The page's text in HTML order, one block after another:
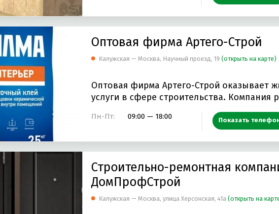
Оптовая фирма Артего-Строй
Калужская — Москва, Научный проезд, 19 (открыть на карте)
Оптовая фирма Артего-Строй оказывает
услуги в сфере
Пн-Пт: 09:00 — 18:00 Показать
Строительно-ремонтная
ДомПрофСтрой
Калужская — Москва, улица Херсонская, 41а(открыть на